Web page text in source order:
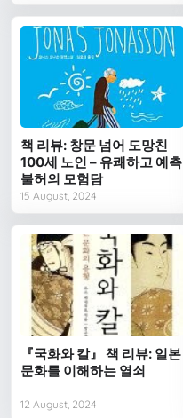
책 리뷰: 창문 넘어 도망친
100세 노인 – 유쾌하고 예측
불허의 모험담
15 August, 2024
『국화와 칼』 책 리뷰: 일본
문화를 이해하는 열쇠
12 August, 2024